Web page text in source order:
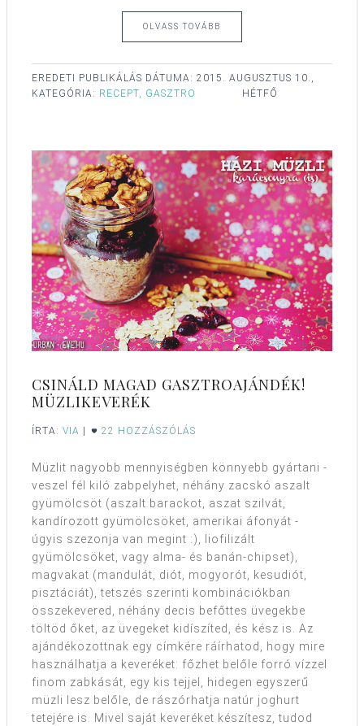
OLVASS TOVÁBB
EREDETI PUBLIKÁLÁS DÁTUMA: 2015. AUGUSZTUS 10.,
HÉTFŐ
KATEGÓRIA: RECEPT, GASZTRO
CSINÁLD MAGAD GASZTROAJÁNDÉK!
MÜZLIKEVERÉK
ÍRTA: VIA 22 HOZZÁSZÓLÁS
Müzlit nagyobb mennyiségben könnyebb gyártani -
veszel fél kiló zabpelyhet, néhány zacskó aszalt
gyümölcsöt (aszalt barackot, aszat szilvát,
kandírozott gyümölcsöket, amerikai áfonyát -
úgyis szezonja van megint :), liofilizált
gyümölcsöket, vagy alma- és banán-chipset),
magvakat (mandulát, diót, mogyorót, kesudiót,
pisztáciát), tetszés szerinti kombinációkban
összekevered, néhány decis befőttes üvegekbe
töltöd őket, az üvegeket kidíszíted, és kész is. Az
ajándékozottnak egy címkére ráírhatod, hogy mire
használhatja a keveréket: főzhet belőle forró vízzel
finom zabkását, egy kis tejjel, hidegen egyszerű
müzli lesz belőle, de rászórhatja natúr joghurt
tetejére is. Mivel saját keveréket készítesz, tudod